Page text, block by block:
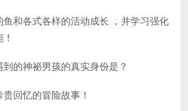
鱼和各式各样的活动成长 ，并学习强化
的神祕男孩的真实身份是？
回忆的冒险故事！